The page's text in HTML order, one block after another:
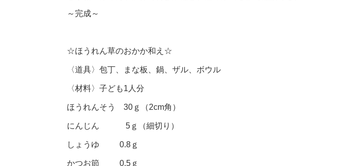
～完成～
☆ほうれん草のおかか和え☆
〈道具〉包丁、まな板、鍋、ザル、ボウル
〈材料〉子ども1人分
ほうれんそう 30ｇ（2cm角）
にんじん 5ｇ（細切り）
しょうゆ 0.8ｇ
かつお節 0.5ｇ